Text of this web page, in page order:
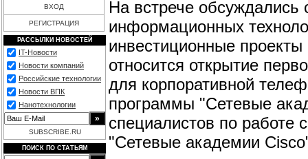
ВХОД
РЕГИСТРАЦИЯ
РАССЫЛКИ НОВОСТЕЙ
IT-Новости
Новости компаний
Российские технологии
Новости ВПК
Нанотехнологии
SUBSCRIBE.RU
ПОИСК ПО СТАТЬЯМ
На встрече обсуждались
информационных
инвестиционные
относится открытие
для корпоративной
программы "Сетевые
специалистов по работе
"Сетевые академии